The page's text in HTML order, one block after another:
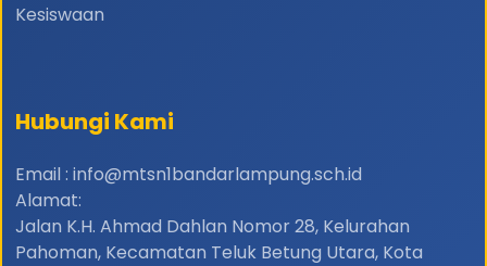
Kesiswaan
Hubungi Kami
Email : info@mtsn1bandarlampung.sch.id
Alamat:
Jalan K.H. Ahmad Dahlan Nomor 28, Kelurahan
Pahoman, Kecamatan Teluk Betung Utara, Kota